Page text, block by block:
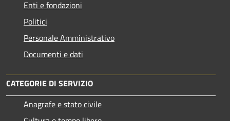
Enti e fondazioni
Politici
Personale Amministrativo
Documenti e dati
CATEGORIE DI SERVIZIO
Anagrafe e stato civile